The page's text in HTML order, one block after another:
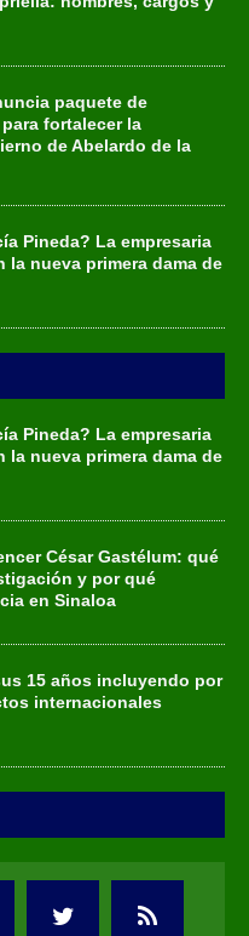
paquete de
fortalecer la
de Abelardo de la
Pineda? La empresaria
la nueva primera dama de
Pineda? La empresaria
la nueva primera dama de
César Gastélum: qué
y por qué
en Sinaloa
15 años incluyendo por
internacionales